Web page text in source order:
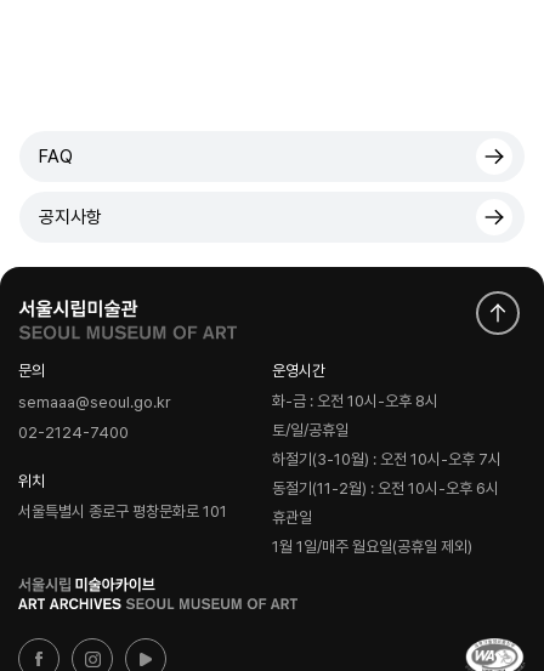
FAQ
공지사항
문의
semaaa@seoul.go.kr
02-2124-7400
위치
서울특별시 종로구 평창문화로 101
운영시간
화-금 : 오전 10시-오후 8시
토/일/공휴일
하절기(3-10월) : 오전 10시-오후 7시
동절기(11-2월) : 오전 10시-오후 6시
휴관일
1월 1일/매주 월요일(공휴일 제외)
로
고